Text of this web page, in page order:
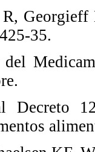
R,
35.
Decreto